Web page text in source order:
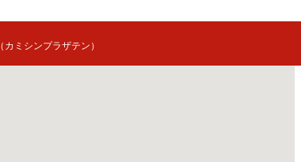
（カミシンプラザテン）